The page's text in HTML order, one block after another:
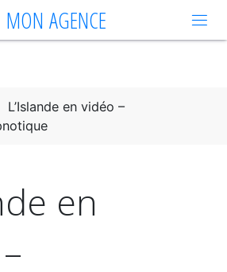
MON AGENCE
L’Islande en vidéo –
en